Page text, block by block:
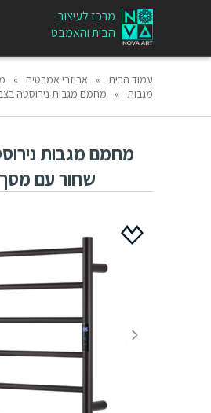
מרכז לעיצוב
הבית והאמבט
עמוד הבית » אביזרי אמבטיה »
מגבות » מחמם מגבות נירוסטה
מחמם מגבות
שחור עם